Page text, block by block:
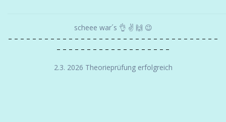
scheee war´s 👌 ✌️ 🙌 😉
– – – – – – – – – – – – – – – – – – – – – – – – – – – – – – – – – – –
– – – – – – – – – – – – – – – – – – –
2.3. 2026 Theorieprüfung erfolgreich